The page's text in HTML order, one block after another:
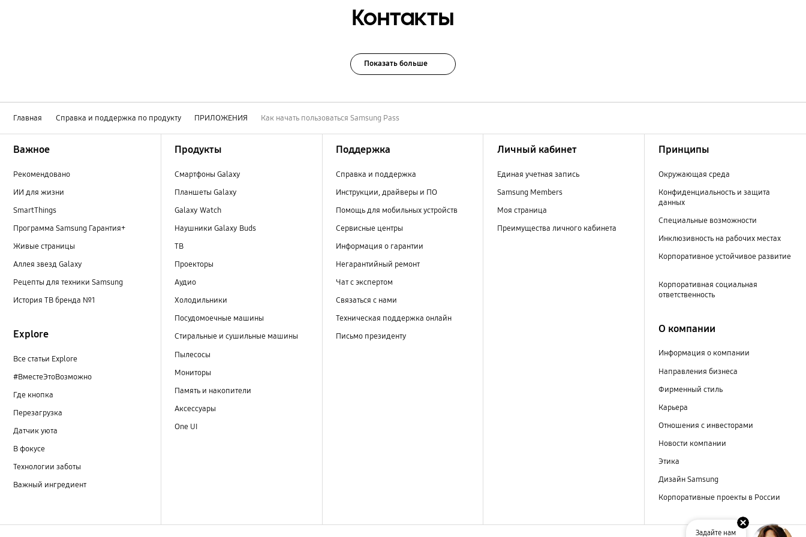
Контакты
Показать больше
Главная Справка и поддержка по продукту ПРИЛОЖЕНИЯ Как начать пользоваться Samsung Pass
Важное
Рекомендовано
ИИ для жизни
SmartThings
Программа Samsung Гарантия+
Живые страницы
Аллея звезд Galaxy
Рецепты для техники Samsung
История ТВ бренда №1
Explore
Все статьи Explore
#ВместеЭтоВозможно
Где кнопка
Перезагрузка
Датчик уюта
В фокусе
Технологии заботы
Важный ингредиент
Продукты
Смартфоны Galaxy
Планшеты Galaxy
Galaxy Watch
Наушники Galaxy Buds
ТВ
Проекторы
Аудио
Холодильники
Посудомоечные машины
Стиральные и сушильные машины
Пылесосы
Мониторы
Память и накопители
Аксессуары
One UI
Поддержка
Справка и поддержка
Инструкции, драйверы и ПО
Помощь для мобильных устройств
Сервисные центры
Информация о гарантии
Негарантийный ремонт
Чат с экспертом
Связаться с нами
Техническая поддержка онлайн
Письмо президенту
Личный кабинет
Единая учетная запись
Samsung Members
Моя страница
Преимущества личного кабинета
Принципы
Окружающая среда
Конфиденциальность и защита
данных
Специальные возможности
Инклюзивность на рабочих местах
Корпоративное устойчивое развитие
Корпоративная социальная
ответственность
О компании
Информация о компании
Направления бизнеса
Фирменный стиль
Карьера
Отношения с инвесторами
Новости компании
Этика
Дизайн Samsung
Корпоративные проекты в России
Задайте нам